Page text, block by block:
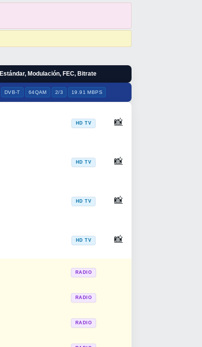
Estándar, Modulación, FEC, Bitrate
DVB-T 64QAM 2/3 19.91 MBPS
HD TV 📸
HD TV 📸
HD TV 📸
HD TV 📸
RADIO
RADIO
RADIO